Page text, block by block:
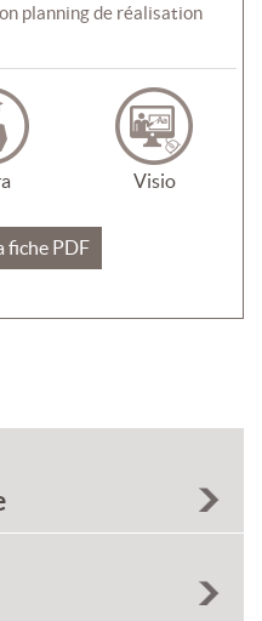
planning de réalisation
Visio
fiche PDF